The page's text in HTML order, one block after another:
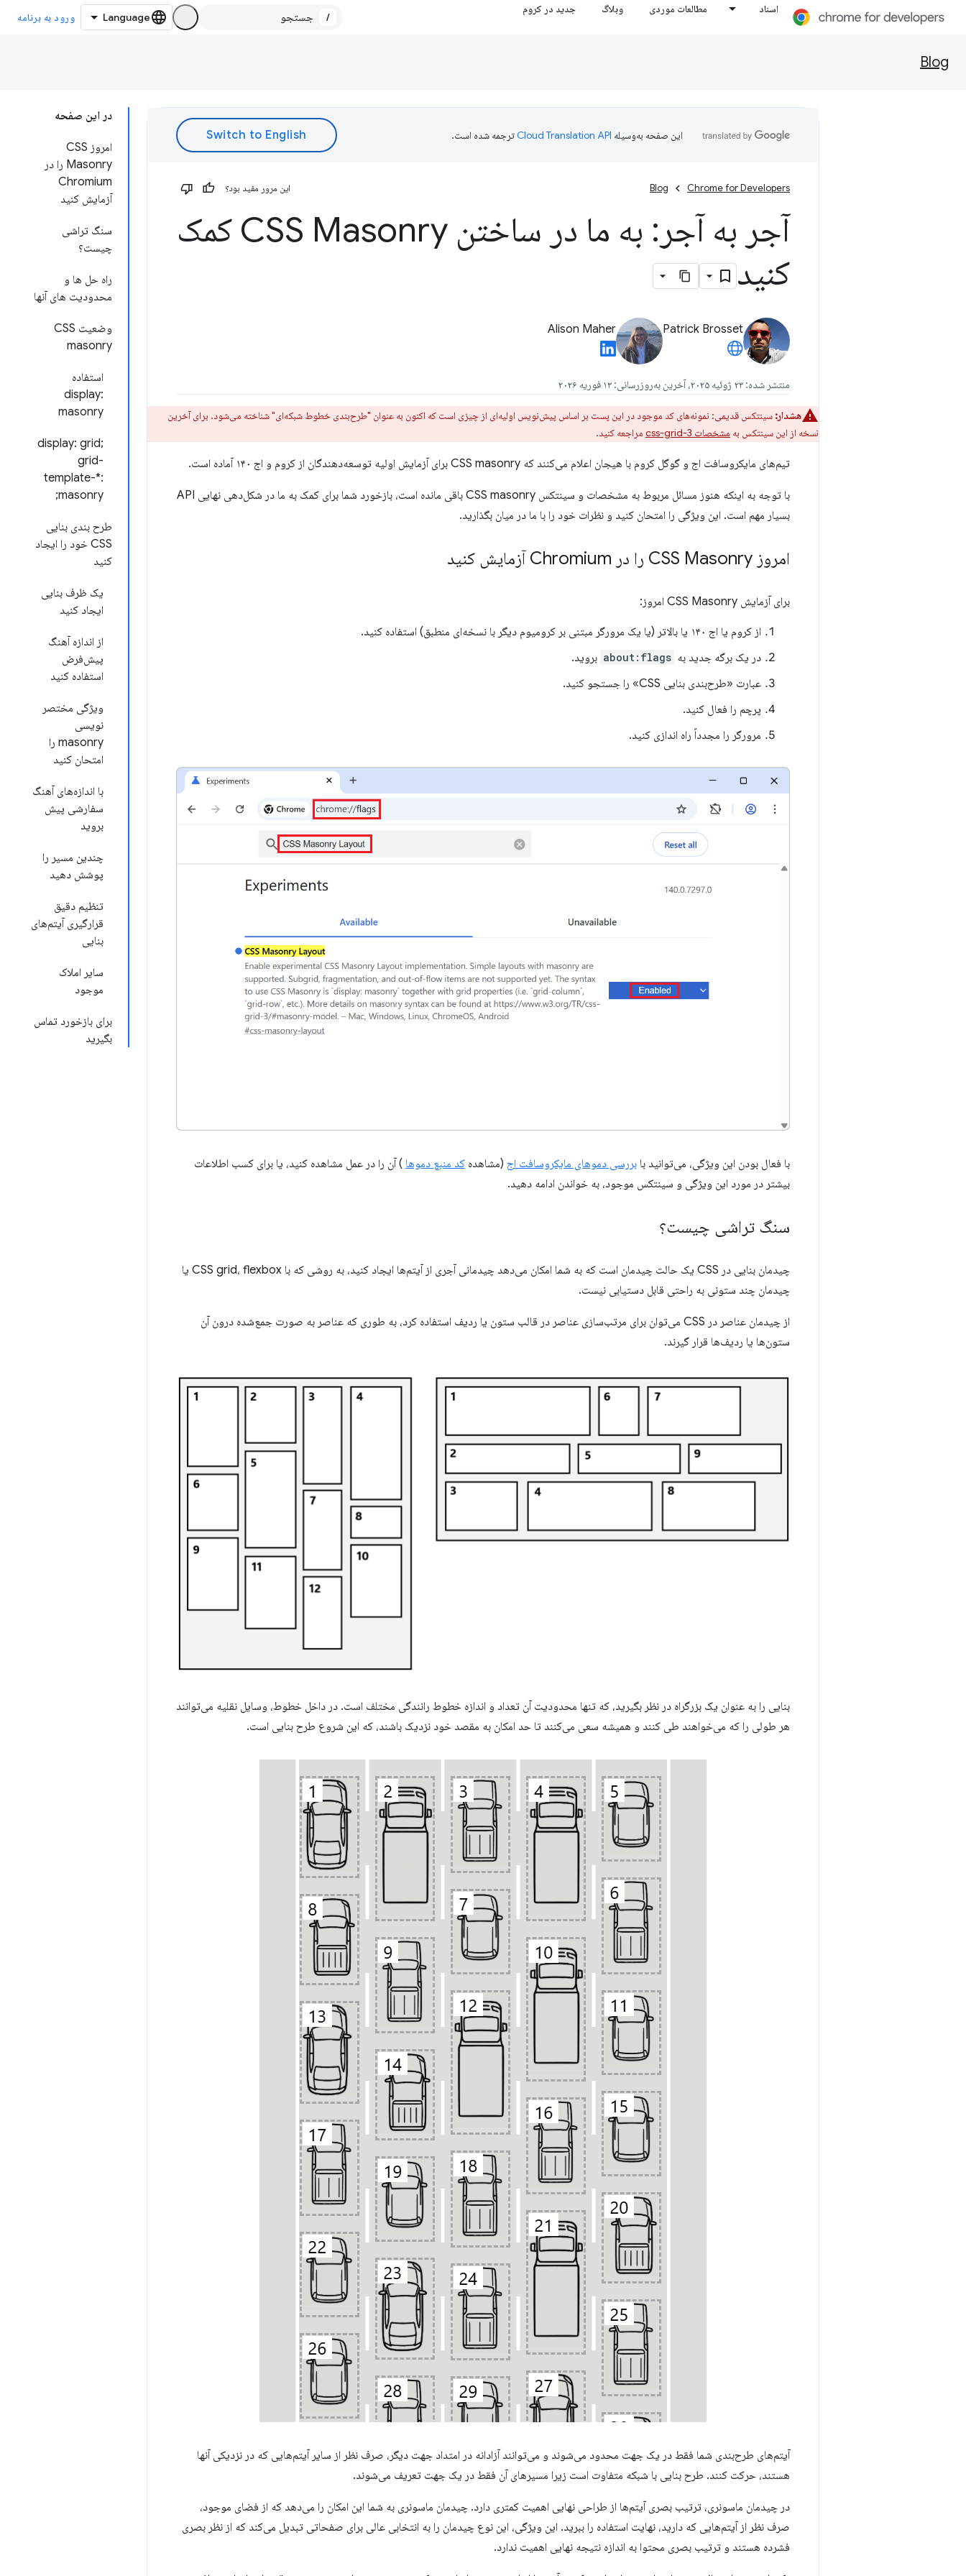
اسناد مطالعات موردی وبلاگ جدید در کروم
/ ورود به برنامه
Blog
در این صفحه
امروز CSS
Masonry را در
Chromium
آزمایش کنید
سنگ تراشی
چیست؟
راه حل ها و
محدودیت های آنها
وضعیت CSS
masonry
استفاده
display:
masonry
display: grid;
grid-
template-*:
masonry;
طرح بندی بنایی
CSS خود را ایجاد
کنید
یک ظرف بنایی
ایجاد کنید
از اندازه آهنگ
پیش‌فرض
استفاده کنید
ویژگی مختصر
نویسی
masonry را
امتحان کنید
با اندازه‌های آهنگ
سفارشی پیش
بروید
چندین مسیر را
پوشش دهید
تنظیم دقیق
قرارگیری آیتم‌های
بنایی
سایر املاک
موجود
برای بازخورد تماس
بگیرید
این صفحه به‌وسیله ترجمه شده است.
Chrome for Developers
Blog این مرور مفید بود؟
آجر به آجر: به ما در ساختن CSS Masonry کمک
کنید
Patrick Brosset
Alison Maher
منتشر شده: ۲۳ ژوئیه ۲۰۲۵، آخرین به‌روزرسانی: ۱۳ فوریه ۲۰۲۶
هشدار: سینتکس قدیمی: نمونه‌های کد موجود در این پست بر اساس پیش‌نویس اولیه‌ای از چیزی است که اکنون به عنوان "طرح‌بندی خطوط شبکه‌ای" شناخته می‌شود. برای آخرین
نسخه از این سینتکس به مشخصات css-grid-3 مراجعه کنید.
تیم‌های مایکروسافت اج و گوگل کروم با هیجان اعلام می‌کنند که CSS masonry برای آزمایش اولیه توسعه‌دهندگان از کروم و اج ۱۴۰ آماده است.
با توجه به اینکه هنوز مسائل مربوط به مشخصات و سینتکس CSS masonry باقی مانده است، بازخورد شما برای کمک به ما در شکل‌دهی نهایی API
بسیار مهم است. این ویژگی را امتحان کنید و نظرات خود را با ما در میان بگذارید.
امروز CSS Masonry را در Chromium آزمایش کنید
برای آزمایش CSS Masonry امروز:
از کروم یا اج ۱۴۰ یا بالاتر (یا یک مرورگر مبتنی بر کرومیوم دیگر با نسخه‌ای منطبق) استفاده کنید.
در یک برگه جدید به about:flags بروید.
عبارت «طرح‌بندی بنایی CSS» را جستجو کنید.
پرچم را فعال کنید.
مرورگر را مجدداً راه اندازی کنید.
با فعال بودن این ویژگی، می‌توانید با بررسی دموهای مایکروسافت اج (مشاهده کد منبع دموها ) آن را در عمل مشاهده کنید، یا برای کسب اطلاعات
بیشتر در مورد این ویژگی و سینتکس موجود، به خواندن ادامه دهید.
سنگ تراشی چیست؟
چیدمان بنایی در CSS یک حالت چیدمان است که به شما امکان می‌دهد چیدمانی آجری از آیتم‌ها ایجاد کنید، به روشی که با CSS grid، flexbox یا
چیدمان چند ستونی به راحتی قابل دستیابی نیست.
از چیدمان عناصر در CSS می‌توان برای مرتب‌سازی عناصر در قالب ستون یا ردیف استفاده کرد، به طوری که عناصر به صورت جمع‌شده درون آن
ستون‌ها یا ردیف‌ها قرار گیرند.
بنایی را به عنوان یک بزرگراه در نظر بگیرید، که تنها محدودیت آن تعداد و اندازه خطوط رانندگی مختلف است. در داخل خطوط، وسایل نقلیه می‌توانند
هر طولی را که می‌خواهند طی کنند و همیشه سعی می‌کنند تا حد امکان به مقصد خود نزدیک باشند، که این شروع طرح بنایی است.
آیتم‌های طرح‌بندی شما فقط در یک جهت محدود می‌شوند و می‌توانند آزادانه در امتداد جهت دیگر، صرف نظر از سایر آیتم‌هایی که در نزدیکی آنها
هستند، حرکت کنند. طرح بنایی با شبکه متفاوت است زیرا مسیرهای آن فقط در یک جهت تعریف می‌شوند.
در چیدمان ماسونری، ترتیب بصری آیتم‌ها از طراحی نهایی اهمیت کمتری دارد. چیدمان ماسونری به شما این امکان را می‌دهد که از فضای موجود،
صرف نظر از آیتم‌هایی که دارید، نهایت استفاده را ببرید. این ویژگی، این نوع چیدمان را به انتخابی عالی برای صفحاتی تبدیل می‌کند که از نظر بصری
فشرده هستند و ترتیب بصری محتوا به اندازه نتیجه نهایی اهمیت ندارد.